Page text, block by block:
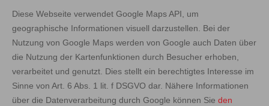
Diese Webseite verwendet Google Maps API, um
geographische Informationen visuell darzustellen. Bei der
Nutzung von Google Maps werden von Google auch Daten über
die Nutzung der Kartenfunktionen durch Besucher erhoben,
verarbeitet und genutzt. Dies stellt ein berechtigtes Interesse im
Sinne von Art. 6 Abs. 1 lit. f DSGVO dar. Nähere Informationen
über die Datenverarbeitung durch Google können Sie den